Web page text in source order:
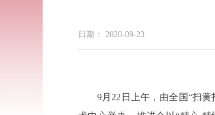
日期： 2020-09-23
9月22日上午，由全国“扫